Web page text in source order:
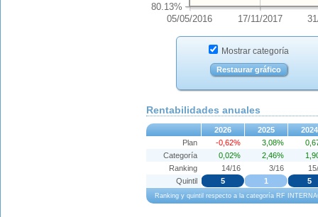
05/05/2016 17/11/2017
80.13%
Mostrar categoría
Restaurar gráfico
Rentabilidades anuales
2026 2025 2024
Ranking y quintil respecto a la categoría RF
Plan -0,62% 3,08%
Categoría
0,02% 2,46%
Ranking
14/16 3/16
Quintil
5 1 5